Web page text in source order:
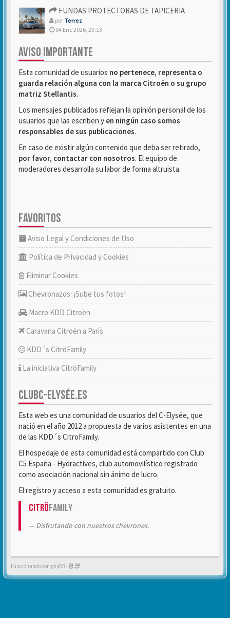
FUNDAS PROTECTORAS DE TAPICERIA
por Terrez
04 Ene 2026, 23:13
AVISO IMPORTANTE
Esta comunidad de usuarios no pertenece, representa o
guarda relación alguna con la marca Citroën o su grupo
matriz Stellantis.
Los mensajes publicados reflejan la opinión personal de los
usuarios que las escriben y en ningún caso somos
responsables de sus publicaciones.
En caso de existir algún contenido que deba ser retirado,
por favor, contactar con nosotros. El equipo de
moderadores desarrolla su labor de forma altruista.
FAVORITOS
Aviso Legal y Condiciones de Uso
Política de Privacidad y Cookies
Eliminar Cookies
Chevronazos: ¡Sube tus fotos!
Macro KDD Citroën
Caravana Citroën a París
KDD´s CitröFamily
La iniciativa CitröFamily
CLUBC-ELYSÉE.ES
Esta web es una comunidad de usuarios del C-Elysée, que
nació en el año 2012 a propuesta de varios asistentes en una
de las KDD´s CitroFamily.
El hospedaje de esta comunidad está compartido con Club
C5 España - Hydractives, club automovilístico registrado
como asociación nacional sin ánimo de lucro.
El registro y acceso a esta comunidad es gratuito.
CitröFamily
Disfrutando con nuestros chevrones.
Funcionando con phpBB -